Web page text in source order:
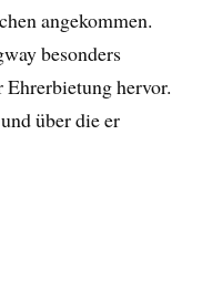
angekommen.
besonders
hervor.
über die er